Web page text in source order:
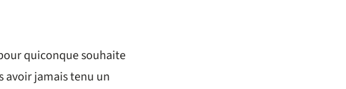
quiconque souhaite
avoir jamais tenu un